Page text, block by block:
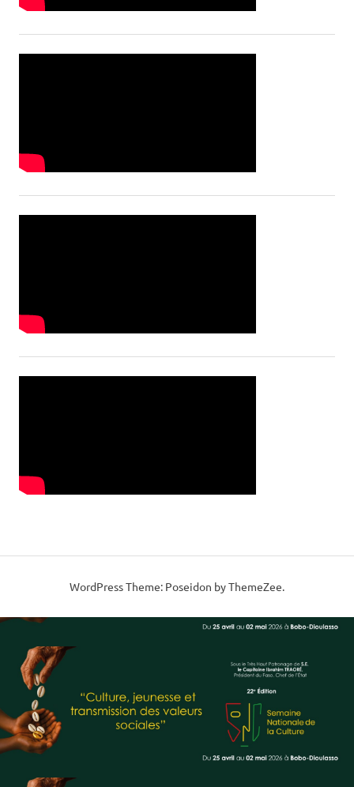
WordPress Theme: Poseidon by ThemeZee.